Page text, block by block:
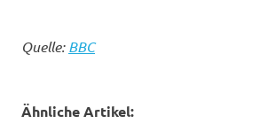
Quelle:BBC
Ähnliche Artikel: